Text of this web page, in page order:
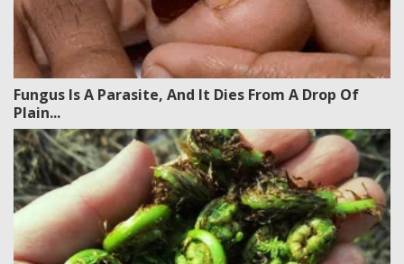
Fungus Is A Parasite, And It Dies From A Drop Of
Plain...